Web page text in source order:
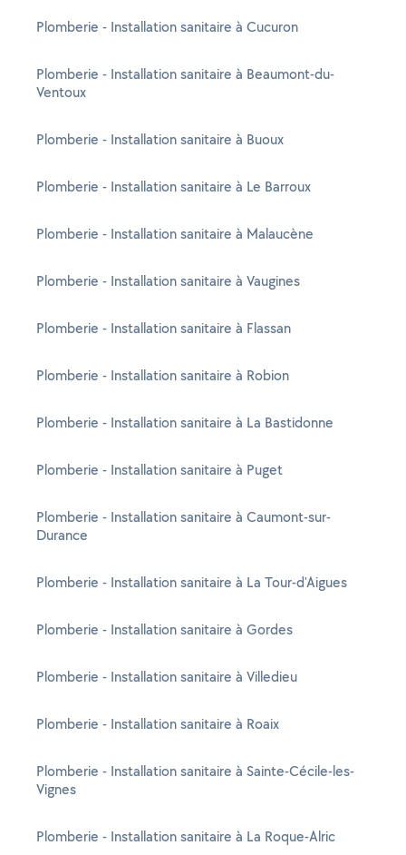
Plomberie - Installation sanitaire à Cucuron
Plomberie - Installation sanitaire à Beaumont-du-
Ventoux
Plomberie - Installation sanitaire à Buoux
Plomberie - Installation sanitaire à Le Barroux
Plomberie - Installation sanitaire à Malaucène
Plomberie - Installation sanitaire à Vaugines
Plomberie - Installation sanitaire à Flassan
Plomberie - Installation sanitaire à Robion
Plomberie - Installation sanitaire à La Bastidonne
Plomberie - Installation sanitaire à Puget
Plomberie - Installation sanitaire à Caumont-sur-
Durance
Plomberie - Installation sanitaire à La Tour-d'Aigues
Plomberie - Installation sanitaire à Gordes
Plomberie - Installation sanitaire à Villedieu
Plomberie - Installation sanitaire à Roaix
Plomberie - Installation sanitaire à Sainte-Cécile-les-
Vignes
Plomberie - Installation sanitaire à La Roque-Alric